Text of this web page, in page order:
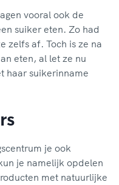
vooral ook de
suiker eten. Zo had
zelfs af. Toch is ze na
eten, al let ze nu
haar suikerinname
je ook
je namelijk opdelen
met natuurlijke